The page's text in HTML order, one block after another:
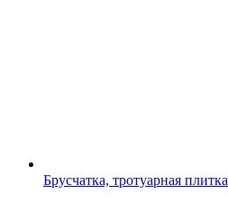
Брусчатка, тротуарная плитка